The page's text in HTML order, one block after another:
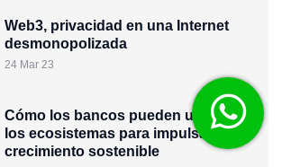
Web3, privacidad en una Internet
desmonopolizada
24 Mar 23
Cómo los bancos pueden utilizar
los ecosistemas para impulsar el
crecimiento sostenible